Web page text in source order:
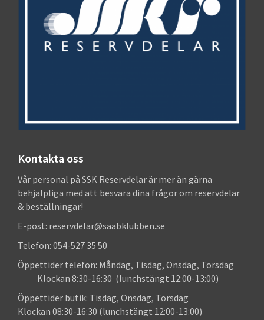
Kontakta oss
Vår personal på SSK Reservdelar är mer än gärna
behjälpliga med att besvara dina frågor om reservdelar
& beställningar!
E-post: reservdelar@saabklubben.se
Telefon: 054-527 35 50
Öppettider telefon: Måndag, Tisdag, Onsdag, Torsdag
Klockan 8:30-16:30 (lunchstängt 12:00-13:00)
Öppettider butik: Tisdag, Onsdag, Torsdag
Klockan 08:30-16:30 (lunchstängt 12:00-13:00)